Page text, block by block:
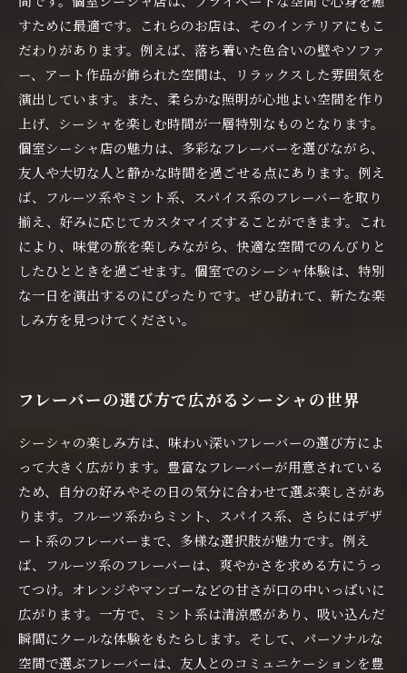
すために最適です。これらのお店は、そのインテリアにもこ
だわりがあります。例えば、落ち着いた色合いの壁やソファ
ー、アート作品が飾られた空間は、リラックスした雰囲気を
演出しています。また、柔らかな照明が心地よい空間を作り
上げ、シーシャを楽しむ時間が一層特別なものとなります。
個室シーシャ店の魅力は、多彩なフレーバーを選びながら、
友人や大切な人と静かな時間を過ごせる点にあります。例え
ば、フルーツ系やミント系、スパイス系のフレーバーを取り
揃え、好みに応じてカスタマイズすることができます。これ
により、味覚の旅を楽しみながら、快適な空間でのんびりと
したひとときを過ごせます。個室でのシーシャ体験は、特別
な一日を演出するのにぴったりです。ぜひ訪れて、新たな楽
しみ方を見つけてください。
フレーバーの選び方で広がるシーシャの世界
シーシャの楽しみ方は、味わい深いフレーバーの選び方によ
って大きく広がります。豊富なフレーバーが用意されている
ため、自分の好みやその日の気分に合わせて選ぶ楽しさがあ
ります。フルーツ系からミント、スパイス系、さらにはデザ
ート系のフレーバーまで、多様な選択肢が魅力です。例え
ば、フルーツ系のフレーバーは、爽やかさを求める方にうっ
てつけ。オレンジやマンゴーなどの甘さが口の中いっぱいに
広がります。一方で、ミント系は清涼感があり、吸い込んだ
瞬間にクールな体験をもたらします。そして、パーソナルな
空間で選ぶフレーバーは、友人とのコミュニケーションを豊